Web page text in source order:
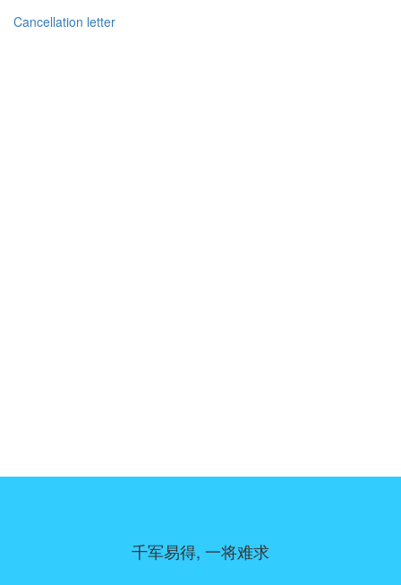
Cancellation letter
千军易得, 一将难求